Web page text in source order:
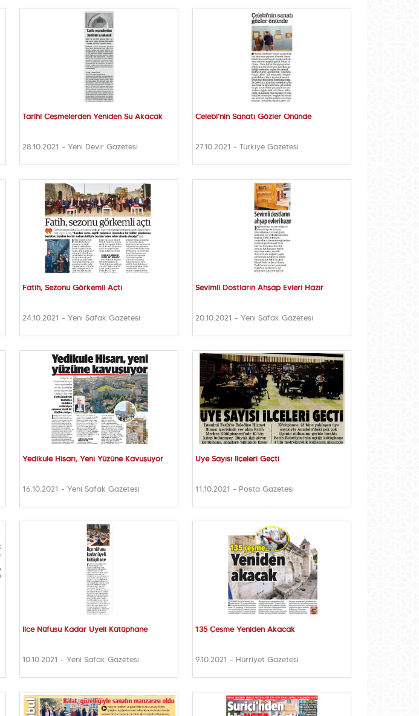
Tarihi Çeşmelerden Yeniden Su Akacak
28.10.2021 - Yeni Devir Gazetesi
Çelebi'nin Sanatı Gözler Önünde
27.10.2021 - Türkiye Gazetesi
Fatih, Sezonu Görkemli Açtı
24.10.2021 - Yeni Şafak Gazetesi
Sevimli Dostların Ahşap Evleri Hazır
20.10.2021 - Yeni Şafak Gazetesi
Yedikule Hisarı, Yeni Yüzüne Kavuşuyor
16.10.2021 - Yeni Şafak Gazetesi
Üye Sayısı İlçeleri Geçti
11.10.2021 - Posta Gazetesi
İlçe Nüfusu Kadar Üyeli Kütüphane
10.10.2021 - Yeni Şafak Gazetesi
135 Çeşme Yeniden Akacak
9.10.2021 - Hürriyet Gazetesi